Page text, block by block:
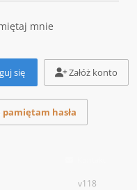
mnie
się Załóż konto
pamiętam hasła
v118